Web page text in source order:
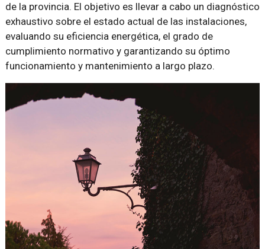
de la provincia. El objetivo es llevar a cabo un diagnóstico
exhaustivo sobre el estado actual de las instalaciones,
evaluando su eficiencia energética, el grado de
cumplimiento normativo y garantizando su óptimo
funcionamiento y mantenimiento a largo plazo.